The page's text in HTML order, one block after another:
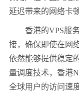
延迟带来的网络卡
香港的VPS服务
接，确保即使在网
依然能够提供稳定
量调度技术，香港
全球用户的访问速度